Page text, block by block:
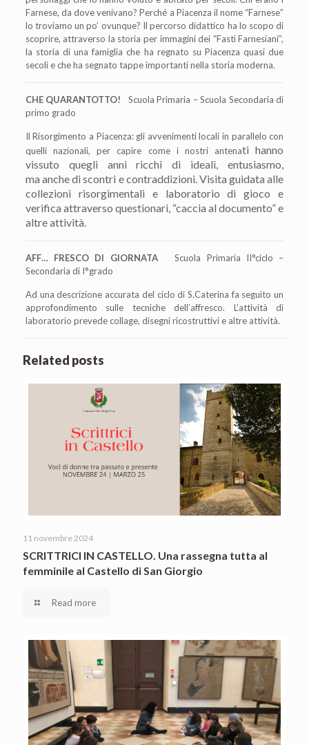
Farnese, da dove venivano? Perché a Piacenza il nome “Farnese”
lo troviamo un po’ ovunque? Il percorso didattico ha lo scopo di
scoprire, attraverso la storia per immagini dei “Fasti Farnesiani”,
la storia di una famiglia che ha regnato su Piacenza quasi due
secoli e che ha segnato tappe importanti nella storia moderna.
CHE QUARANTOTTO! Scuola Primaria – Scuola Secondaria di
primo grado
Il Risorgimento a Piacenza: gli avvenimenti locali in parallelo con
quelli nazionali, per capire come i nostri antenati hanno
vissuto quegli anni ricchi di ideali, entusiasmo,
ma anche di scontri e contraddizioni. Visita guidata alle
collezioni risorgimentali e laboratorio di gioco e
verifica attraverso questionari, “caccia al documento” e
altre attività.
AFF… FRESCO DI GIORNATAScuola Primaria II°ciclo –
Secondaria di I°grado
Ad una descrizione accurata del ciclo di S.Caterina fa seguito un
approfondimento sulle tecniche dell’affresco. L’attività di
laboratorio prevede collage, disegni ricostruttivi e altre attività.
Related posts
11 novembre 2024
SCRITTRICI IN CASTELLO. Una rassegna tutta al
femminile al Castello di San Giorgio
Read more